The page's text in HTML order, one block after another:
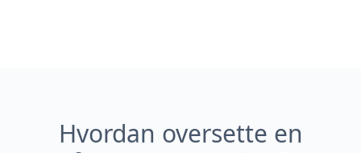
Hvordan oversette en